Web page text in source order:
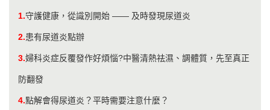
1.守護健康，從識別開始 —— 及時發現尿道炎
2.患有尿道炎點辦
3.婦科炎症反覆發作好煩惱?中醫清熱祛濕、調體質，先至真正
防翻發
4.點解會得尿道炎？平時需要注意什麼？